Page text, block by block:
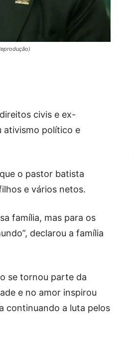
civis e ex-
ativismo político e
o pastor batista
e vários netos.
família, mas para os
declarou a família
se tornou parte da
e no amor inspirou
continuando a luta pelos